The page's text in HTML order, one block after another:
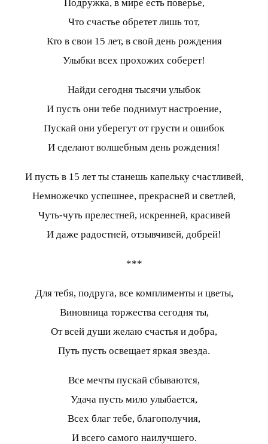
Подружка, в мире есть поверье,
Что счастье обретет лишь тот,
Кто в свои 15 лет, в свой день рождения
Улыбки всех прохожих соберет!
Найди сегодня тысячи улыбок
И пусть они тебе поднимут настроение,
Пускай они уберегут от грусти и ошибок
И сделают волшебным день рождения!
И пусть в 15 лет ты станешь капельку счастливей,
Немножечко успешнее, прекрасней и светлей,
Чуть-чуть прелестней, искренней, красивей
И даже радостней, отзывчивей, добрей!
***
Для тебя, подруга, все комплименты и цветы,
Виновница торжества сегодня ты,
От всей души желаю счастья и добра,
Путь пусть освещает яркая звезда.
Все мечты пускай сбываются,
Удача пусть мило улыбается,
Всех благ тебе, благополучия,
И всего самого наилучшего.